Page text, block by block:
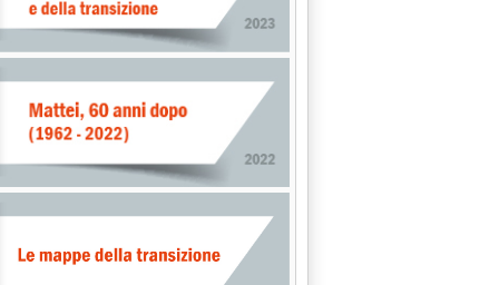
SPINGE LA BENZINA'
15.58.